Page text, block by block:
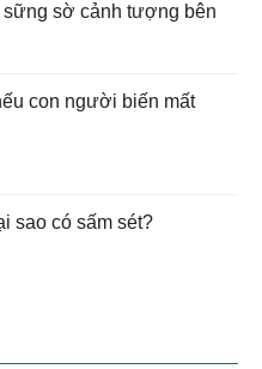
sững sờ cảnh tượng bên
con người biến mất
sao có sấm sét?